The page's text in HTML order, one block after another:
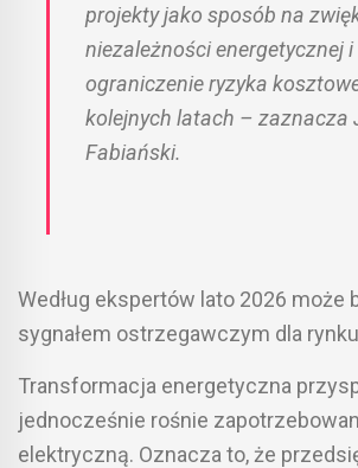
projekty jako sposób na
niezależności energetycznej i
ograniczenie ryzyka
kolejnych latach – zaznacza
Fabiański.
Według ekspertów lato 2026 może
sygnałem ostrzegawczym dla
Transformacja energetyczna
jednocześnie rośnie
elektryczną. Oznacza to, że